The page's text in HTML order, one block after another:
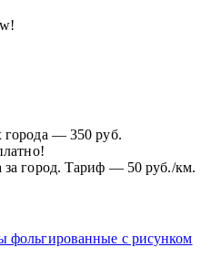
города — 350 руб.
за город. Тариф — 50 руб./км.
фольгированные с рисунком